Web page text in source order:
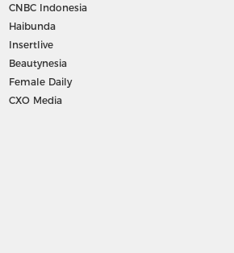
CNBC Indonesia
Haibunda
Insertlive
Beautynesia
Female Daily
CXO Media